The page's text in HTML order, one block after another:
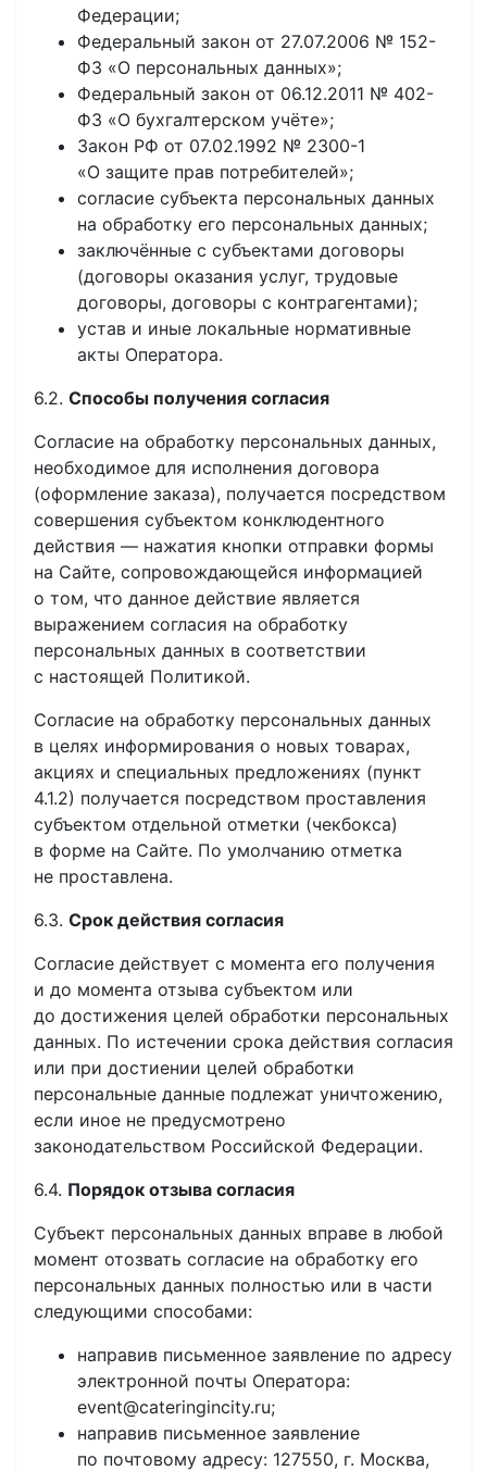
Федерации;
Федеральный закон от 27.07.2006 № 152-
ФЗ «О персональных данных»;
Федеральный закон от 06.12.2011 № 402-
ФЗ «О бухгалтерском учёте»;
Закон РФ от 07.02.1992 № 2300-1
«О защите прав потребителей»;
согласие субъекта персональных данных
на обработку его персональных данных;
заключённые с субъектами договоры
(договоры оказания услуг, трудовые
договоры, договоры с контрагентами);
устав и иные локальные нормативные
акты Оператора.
6.2. Способы получения согласия
Согласие на обработку персональных данных,
необходимое для исполнения договора
(оформление заказа), получается посредством
совершения субъектом конклюдентного
действия — нажатия кнопки отправки формы
на Сайте, сопровождающейся информацией
о том, что данное действие является
выражением согласия на обработку
персональных данных в соответствии
с настоящей Политикой.
Согласие на обработку персональных данных
в целях информирования о новых товарах,
акциях и специальных предложениях (пункт
4.1.2) получается посредством проставления
субъектом отдельной отметки (чекбокса)
в форме на Сайте. По умолчанию отметка
не проставлена.
6.3. Срок действия согласия
Согласие действует с момента его получения
и до момента отзыва субъектом или
до достижения целей обработки персональных
данных. По истечении срока действия согласия
или при достиении целей обработки
персональные данные подлежат уничтожению,
если иное не предусмотрено
законодательством Российской Федерации.
6.4. Порядок отзыва согласия
Субъект персональных данных вправе в любой
момент отозвать согласие на обработку его
персональных данных полностью или в части
следующими способами:
направив письменное заявление по адресу
электронной почты Оператора:
event@cateringincity.ru;
направив письменное заявление
по почтовому адресу: 127550, г. Москва,